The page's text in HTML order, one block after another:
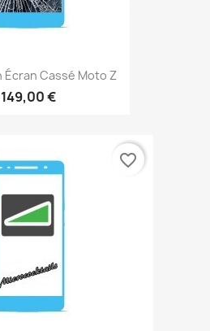
Écran Cassé Moto Z
149,00 €
favorite_border